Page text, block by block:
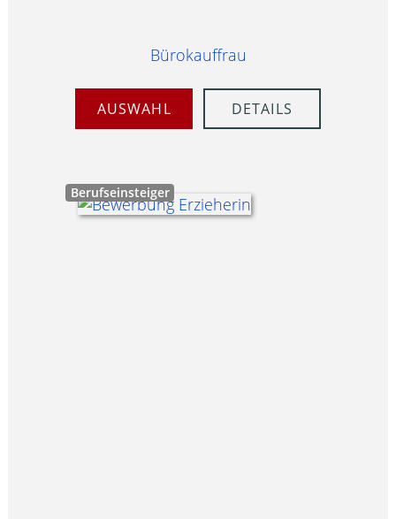
Bürokauffrau
AUSWAHL DETAILS
Berufseinsteiger